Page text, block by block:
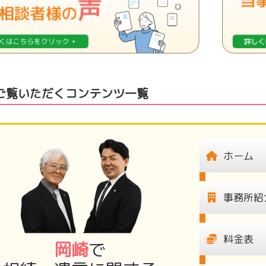
覧いただくコンテンツ一覧
岡崎で
ホーム
事務所
料金表